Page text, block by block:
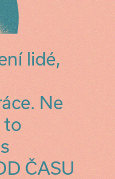
lidé,
Ne
to
ČASU